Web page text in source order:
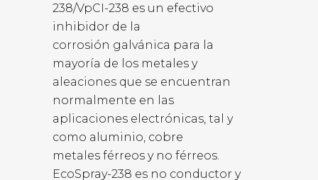
238/VpCI-238 es un efectivo
inhibidor de la
corrosión galvánica para la
mayoría de los metales y
aleaciones que se encuentran
normalmente en las
aplicaciones electrónicas, tal y
como aluminio, cobre
metales férreos y no férreos.
EcoSpray-238 es no conductor y